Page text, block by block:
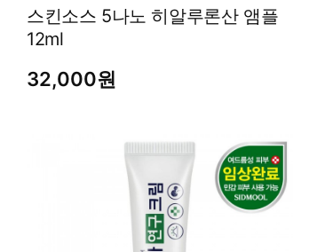
스킨소스 5나노 히알루론산 앰플
12ml
32,000원